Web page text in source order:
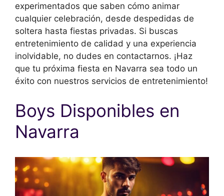
experimentados que saben cómo animar
cualquier celebración, desde despedidas de
soltera hasta fiestas privadas. Si buscas
entretenimiento de calidad y una experiencia
inolvidable, no dudes en contactarnos. ¡Haz
que tu próxima fiesta en Navarra sea todo un
éxito con nuestros servicios de entretenimiento!
Boys Disponibles en
Navarra